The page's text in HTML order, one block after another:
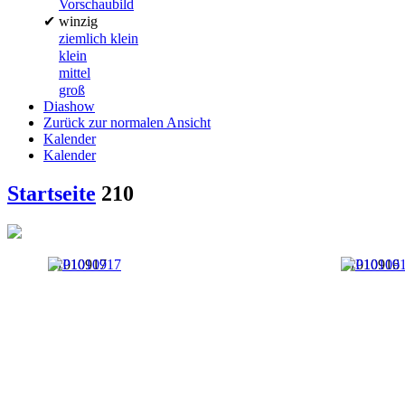
Vorschaubild
✔ winzig
ziemlich klein
klein
mittel
groß
Diashow
Zurück zur normalen Ansicht
Kalender
Kalender
Startseite 210
P1010917 P1010916